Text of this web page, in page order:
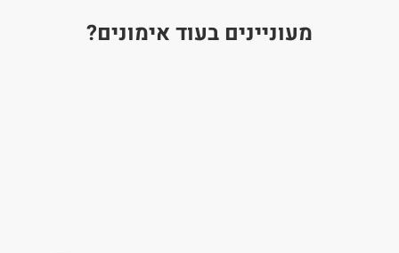
מעוניינים בעוד אימונים?